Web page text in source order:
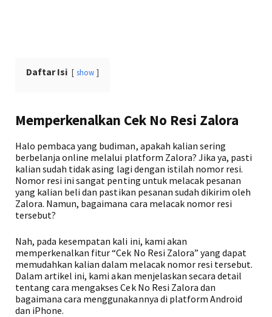
Daftar Isi show
Memperkenalkan Cek No Resi Zalora
Halo pembaca yang budiman, apakah kalian sering
berbelanja online melalui platform Zalora? Jika ya, pasti
kalian sudah tidak asing lagi dengan istilah nomor resi.
Nomor resi ini sangat penting untuk melacak pesanan
yang kalian beli dan pastikan pesanan sudah dikirim oleh
Zalora. Namun, bagaimana cara melacak nomor resi
tersebut?
Nah, pada kesempatan kali ini, kami akan
memperkenalkan fitur “Cek No Resi Zalora” yang dapat
memudahkan kalian dalam melacak nomor resi tersebut.
Dalam artikel ini, kami akan menjelaskan secara detail
tentang cara mengakses Cek No Resi Zalora dan
bagaimana cara menggunakannya di platform Android
dan iPhone.